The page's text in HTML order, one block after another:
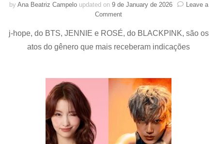
by Ana Beatriz Campelo updated on 9 de January de 2026
Leave a
Commenton
pop
Music
Awards
2026;
confira
indicados
à
j-hope, do BTS, JENNIE e ROSÉ, do BLACKPINK, são os
atos do gênero que mais receberam indicações